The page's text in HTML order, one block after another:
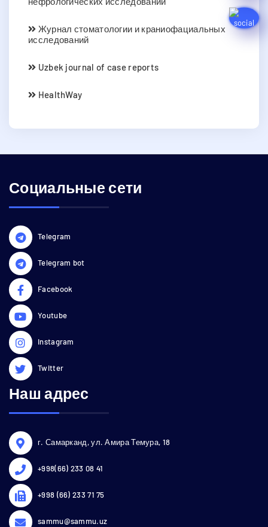
Журнал стоматологии и краниофациальных
исследований
Uzbek journal of case reports
HealthWay
Социальные сети
Telegram
Telegram bot
Facebook
Youtube
Instagram
Twitter
Наш адрес
г. Самарканд, ул. Амира Темура, 18
+998(66) 233 08 41
+998 (66) 233 71 75
sammu@sammu.uz